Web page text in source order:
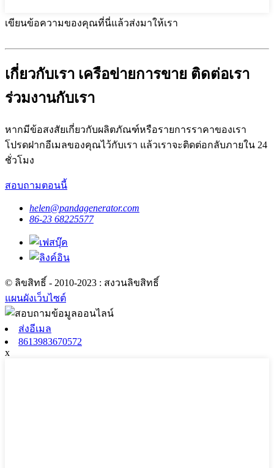
เขียนข้อความของคุณที่นี่แล้วส่งมาให้เรา
เกี่ยวกับเรา เครือข่ายการขาย ติดต่อเรา
ร่วมงานกับเรา
หากมีข้อสงสัยเกี่ยวกับผลิตภัณฑ์หรือรายการราคาของเรา
โปรดฝากอีเมลของคุณไว้กับเรา แล้วเราจะติดต่อกลับภายใน 24
ชั่วโมง
สอบถามตอนนี้
helen@pandagenerator.com
86-23 68225577
© ลิขสิทธิ์ - 2010-2023 : สงวนลิขสิทธิ์
แผนผังเว็บไซต์
ส่งอีเมล
8613983670572
x